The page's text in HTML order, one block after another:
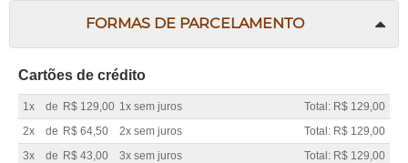
FORMAS DE PARCELAMENTO
Cartões de crédito
1x de R$ 129,00 1x sem juros
Total: R$ 129,00
2x
de R$ 64,50 2x sem juros
Total: R$ 129,00
3x
de R$ 43,00 3x sem juros
Total: R$ 129,00